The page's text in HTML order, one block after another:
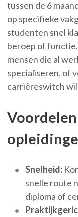
tussen de 6
op specifieke
studenten snel
beroep of
mensen die al
specialiseren, of
carrièreswitch
Snelheid:
snelle route
diploma of